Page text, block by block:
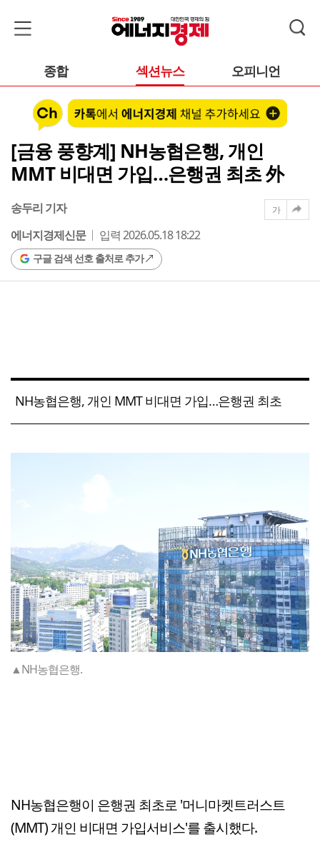
종합 섹션뉴스 오피니언
[금융 풍향계] NH농협은행, 개인
MMT 비대면 가입…은행권 최초 外
송두리 기자
에너지경제신문
입력 2026.05.18 18:22
구글 검색 선호 출처로 추가
가
NH농협은행, 개인 MMT 비대면 가입…은행권 최초
▲NH농협은행.
NH농협은행이 은행권 최초로 '머니마켓트러스트
(MMT) 개인 비대면 가입서비스'를 출시했다.